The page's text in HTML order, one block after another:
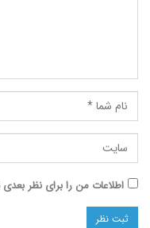
من را برای نظر بعدی ذخیره کن